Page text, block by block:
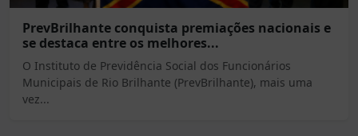
PrevBrilhante conquista premiações nacionais e
se destaca entre os melhores...
O Instituto de Previdência Social dos Funcionários
Municipais de Rio Brilhante (PrevBrilhante), mais uma
vez...